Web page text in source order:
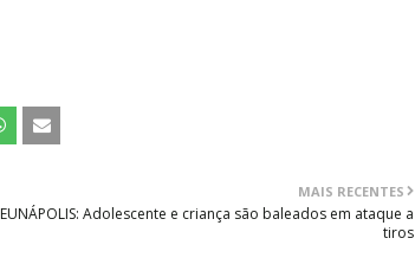
MAIS RECENTES
EUNÁPOLIS: Adolescente e criança são baleados em ataque a
tiros